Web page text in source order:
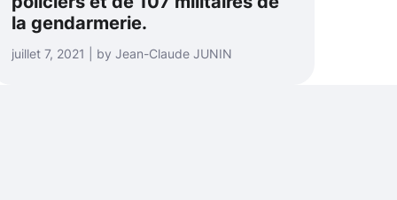
la gendarmerie.
juillet 7, 2021 | by Jean-Claude JUNIN